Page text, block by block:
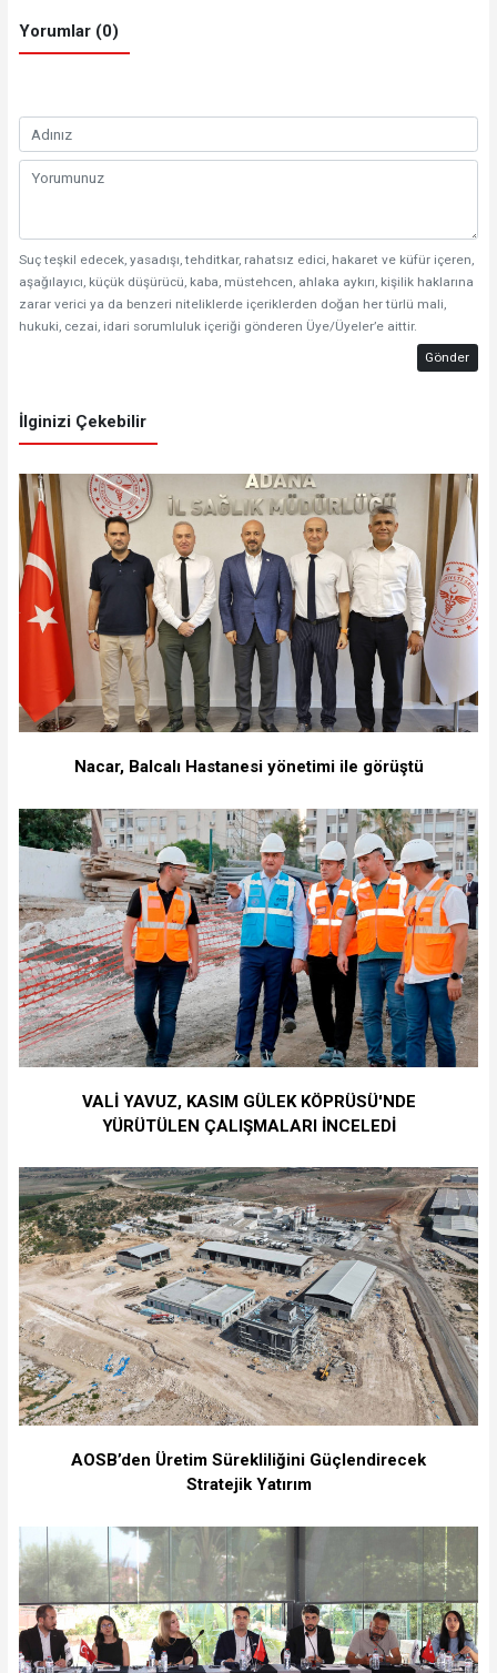
Yorumlar (0)
Suç teşkil edecek, yasadışı, tehditkar, rahatsız edici, hakaret ve küfür içeren,
aşağılayıcı, küçük düşürücü, kaba, müstehcen, ahlaka aykırı, kişilik haklarına
zarar verici ya da benzeri niteliklerde içeriklerden doğan her türlü mali,
hukuki, cezai, idari sorumluluk içeriği gönderen Üye/Üyeler’e aittir.
Gönder
İlginizi Çekebilir
Nacar, Balcalı Hastanesi yönetimi ile görüştü
VALİ YAVUZ, KASIM GÜLEK KÖPRÜSÜ'NDE
YÜRÜTÜLEN ÇALIŞMALARI İNCELEDİ
⁠AOSB’den Üretim Sürekliliğini Güçlendirecek
Stratejik Yatırım